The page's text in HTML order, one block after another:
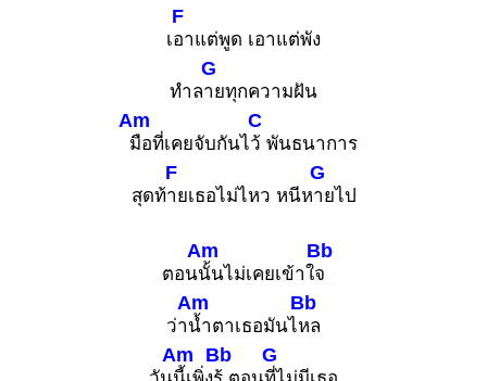
เ
F
อาแต่พูด เอาแต่พัง
ทำล
G
ายทุกความฝัน
Am
มือที่เคยจับกันไ
C
ว้ พันธนาการ
สุดท้
F
ายเธอไม่ไหว หนีห
G
ายไป
ตอน
Am
นั้นไม่เคยเข้าใ
Bb
จ
ว่า
Am
น้ำตาเธอมันไ
Bb
หล
Am Bb G